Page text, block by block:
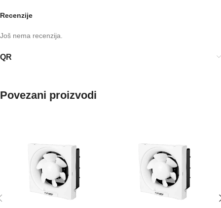
Recenzije
Još nema recenzija.
QR
Povezani proizvodi